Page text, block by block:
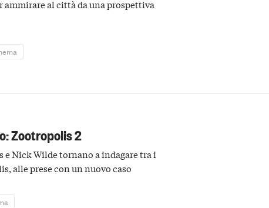
al città da una prospettiva
Zootropolis 2
e Nick Wilde tornano a indagare tra i
alle prese con un nuovo caso